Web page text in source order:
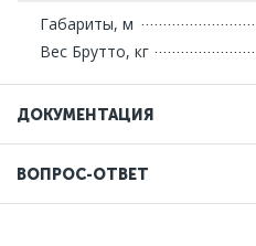
Габариты, м
Вес Брутто, кг
ДОКУМЕНТАЦИЯ
ВОПРОС-ОТВЕТ